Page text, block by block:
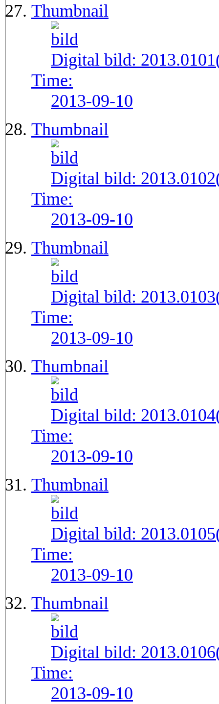
Thumbnail
Digital bild:
Time:
2013-09-10
Thumbnail
Digital bild:
Time:
2013-09-10
Thumbnail
Digital bild:
Time:
2013-09-10
Thumbnail
Digital bild:
Time:
2013-09-10
Thumbnail
Digital bild:
Time:
2013-09-10
Thumbnail
Digital bild:
Time:
2013-09-10